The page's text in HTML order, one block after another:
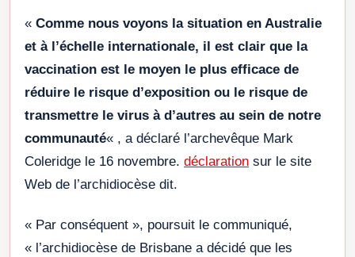
« Comme nous voyons la situation en Australie
et à l’échelle internationale, il est clair que la
vaccination est le moyen le plus efficace de
réduire le risque d’exposition ou le risque de
transmettre le virus à d’autres au sein de notre
communauté« , a déclaré l’archevêque Mark
Coleridge le 16 novembre. déclaration sur le site
Web de l’archidiocèse dit.
« Par conséquent », poursuit le communiqué,
« l’archidiocèse de Brisbane a décidé que les